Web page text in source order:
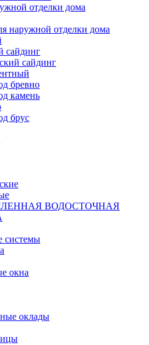
отделки дома
наружной отделки дома
сайдинг
сайдинг
бревно
камень
брус
ВОДОСТОЧНАЯ
системы
окна
оклады